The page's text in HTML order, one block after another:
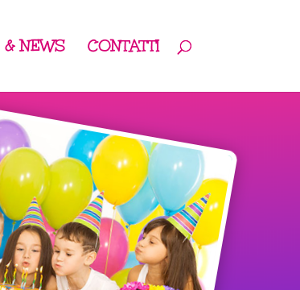
NEWS CONTATTI